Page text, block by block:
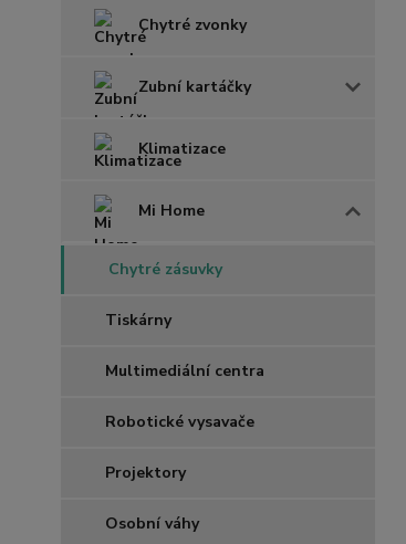
Chytré zvonky
Zubní kartáčky
Klimatizace
Mi Home
Chytré zásuvky
Tiskárny
Multimediální centra
Robotické vysavače
Projektory
Osobní váhy